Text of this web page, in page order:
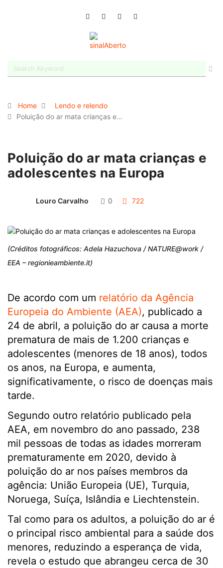
Home
Lendo e relendo
Poluição do ar mata crianças e…
Poluição do ar mata crianças e
adolescentes na Europa
Louro Carvalho 0 722
(Créditos fotográficos: Adela Hazuchova / NATURE@work /
EEA – regionieambiente.it)
De acordo com um relatório da Agência
Europeia do Ambiente (AEA), publicado a
24 de abril, a poluição do ar causa a morte
prematura de mais de 1.200 crianças e
adolescentes (menores de 18 anos), todos
os anos, na Europa, e aumenta,
significativamente, o risco de doenças mais
tarde.
Segundo outro relatório publicado pela
AEA, em novembro do ano passado, 238
mil pessoas de todas as idades morreram
prematuramente em 2020, devido à
poluição do ar nos países membros da
agência: União Europeia (UE), Turquia,
Noruega, Suíça, Islândia e Liechtenstein.
Tal como para os adultos, a poluição do ar é
o principal risco ambiental para a saúde dos
menores, reduzindo a esperança de vida,
revela o estudo que abrangeu cerca de 30